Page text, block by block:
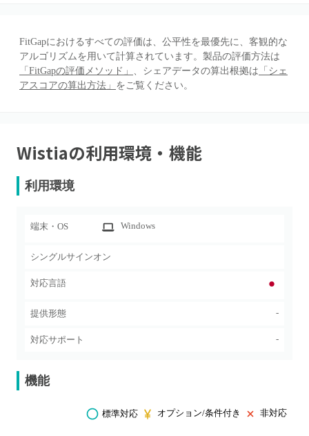
FitGapにおけるすべての評価は、公平性を最優先に、客観的な
アルゴリズムを用いて計算されています。製品の評価方法は
「FitGapの評価メソッド」 、シェアデータの算出根拠は 「シェ
アスコアの算出方法」 をご覧ください。
Wistiaの利用環境・機能
利用環境
端末・OS Windows
シングルサインオン
対応言語
提供形態 -
対応サポート -
機能
標準対応 オプション/条件付き 非対応